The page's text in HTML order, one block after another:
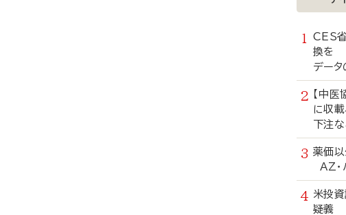
CES
換を
デー
【中
に収
下注
薬価
AZ・
米投資
疑義